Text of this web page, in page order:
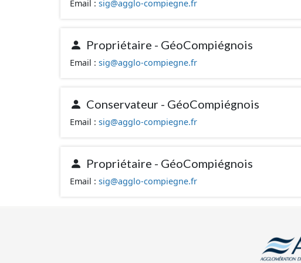
Email : sig@agglo-compiegne.fr
Propriétaire - GéoCompiégnois
Email : sig@agglo-compiegne.fr
Conservateur - GéoCompiégnois
Email : sig@agglo-compiegne.fr
Propriétaire - GéoCompiégnois
Email : sig@agglo-compiegne.fr